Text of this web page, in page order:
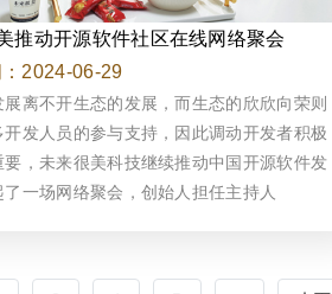
推动开源软件社区在线网络聚会
2024-06-29
展离不开生态的发展，而生态的欣欣向荣则
开发人员的参与支持，因此调动开发者积极
要，未来很美科技继续推动中国开源软件发
了一场网络聚会，创始人担任主持人